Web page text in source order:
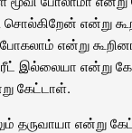
சொல்கிறேன் என்று
என்று
ட்ரீட் இல்லையா என்று
கேட்டாள்.
தருவாயா என்று